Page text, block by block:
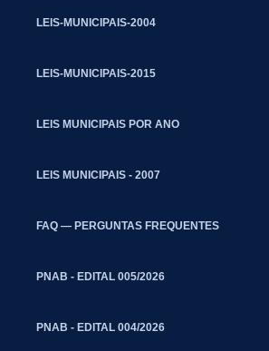
LEIS-MUNICIPAIS-2004
LEIS-MUNICIPAIS-2015
LEIS MUNICIPAIS POR ANO
LEIS MUNICIPAIS - 2007
FAQ — PERGUNTAS FREQUENTES
PNAB - EDITAL 005/2026
PNAB - EDITAL 004/2026